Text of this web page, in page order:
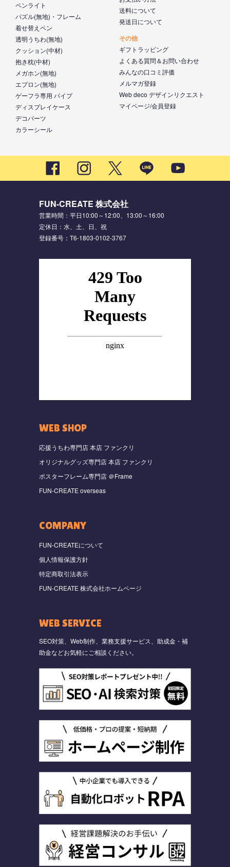
ペンライト
パズル(無地)・フレーム
着せ替えペン
透明うちわ(無地)
クッション(中材)
抱き枕(中材)
メガホン(無地)
エプロン(無地)
ゲーフラ専用 パイプ
ディスプレイケース
デコパーツ
カラーシール
送料について
発送日について
その他
ギフトラッピング
よくある質問＆お問い合わせ
みんなの口コミ評価
メルマガ登録
Web deco デザインリクエスト
マイページ/会員登録
FUN-CREATE 株式会社
営業時間：平日10:00～12:00、13:00～16:00
定休日：水、土、日、祝
登録番号：T6-1803-0102-3767
WEB SHOP
応援うちわ専門店 本店 ファンクリ
オリジナルグッズ専門店 本店 ファンクリ
ポスターフレーム専門店 ＠Frame
FUN-CREATE overseas
COMPANY
FUN-CREATEについて
個人情報保護方針
特定商取引法表示
FUN-CREATE 株式会社ホームページ
WEB SERVICE
SEO対策、Web制作、業務支援サービス、助成金・補
助金などお気軽にご相談ください。